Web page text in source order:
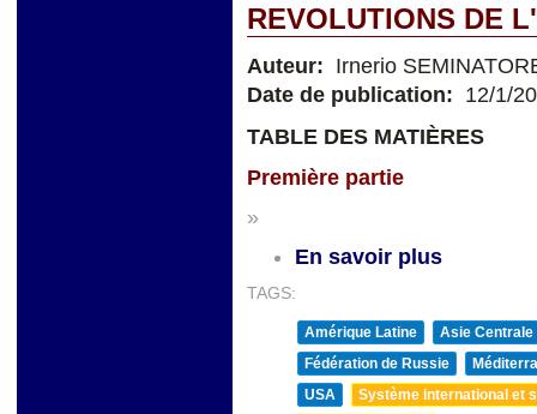
REVOLUTIONS DE
Auteur: Irnerio
Date de publication: 12/1/
TABLE DES MATIÈRES
Première partie
»
En savoir plus
TAGS:
Amérique Latine
Asie Centrale
Fédération de Russie
USA
Système international et